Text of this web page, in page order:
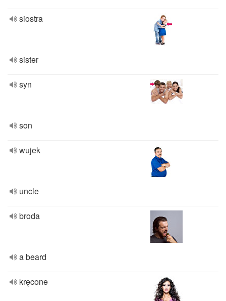
siostra
sister
syn
son
wujek
uncle
broda
a beard
kręcone